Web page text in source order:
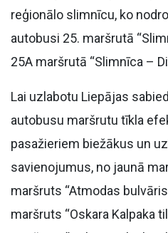
reģionālo slimnīcu, ko
autobusi 25. maršrutā
25A maršrutā “Slimnīca –
Lai uzlabotu Liepājas
autobusu maršrutu tīkla
pasažieriem biežākus un
savienojumus, no jaunā
maršruts “Atmodas
maršruts “Oskara Kalpaka